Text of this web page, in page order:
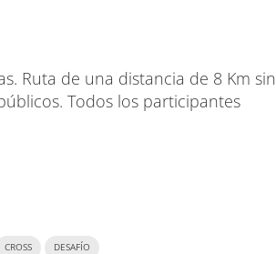
Ruta de una distancia de 8 Km sin
Todos los participantes
CROSS DESAFÍO